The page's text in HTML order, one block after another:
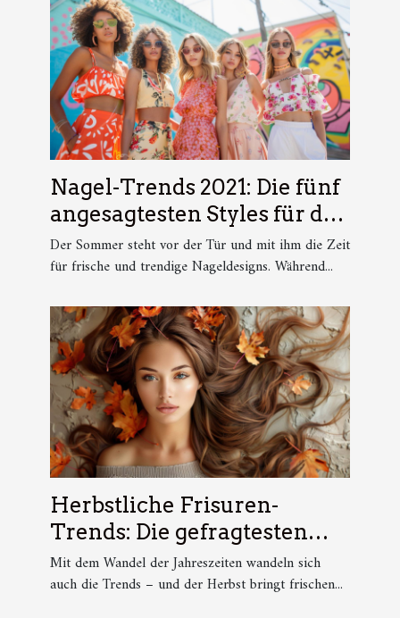
Nagel-Trends 2021: Die fünf
angesagtesten Styles für den
Sommer
Der Sommer steht vor der Tür und mit ihm die Zeit
für frische und trendige Nageldesigns. Während...
Herbstliche Frisuren-
Trends: Die gefragtesten
Styles auf Pinterest
Mit dem Wandel der Jahreszeiten wandeln sich
auch die Trends – und der Herbst bringt frischen...